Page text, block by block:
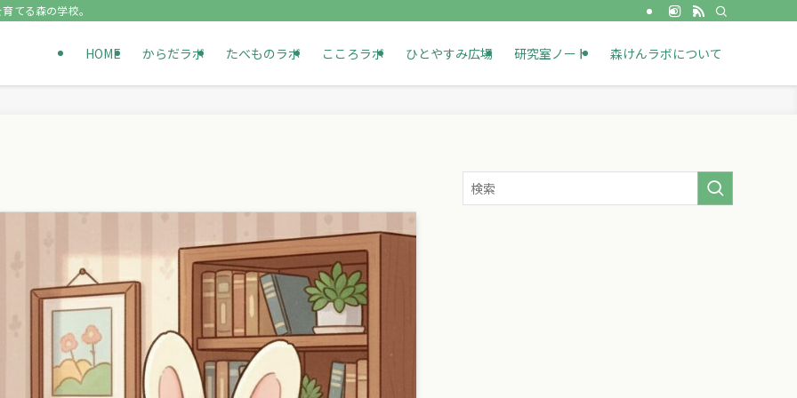
てる森の学校。
HOME からだラボ たべものラボ こころラボ ひとやすみ広場 研究室ノート 森けんラボについて